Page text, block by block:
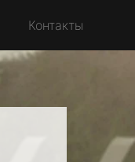
Контакты